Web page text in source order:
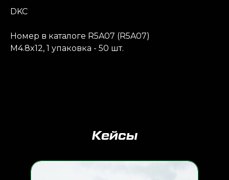
DKC
Номер в каталоге R5A07 (R5A07)
М4.8x12, 1 упаковка - 50 шт.
Кейсы